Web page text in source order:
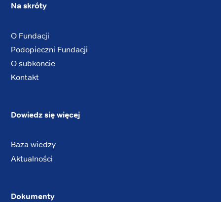
Na skróty
O Fundacji
Podopieczni Fundacji
O subkoncie
Kontakt
Dowiedz się więcej
Baza wiedzy
Aktualności
Dokumenty